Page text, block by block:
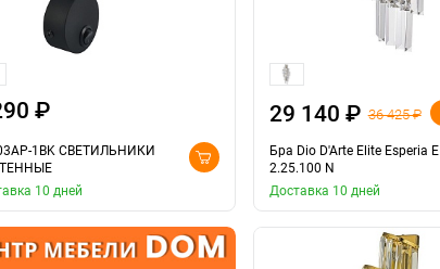
₽
1BK СВЕТИЛЬНИКИ
10 дней
29 140 ₽ 36 425 ₽
Бра Dio D'Arte Elite Esperia E
2.25.100 N
Доставка 10 дней